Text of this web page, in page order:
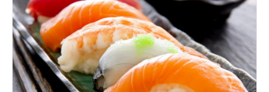
【M1893 悉尼东区 】咖啡馆 （转
让：$13,8万) 【SM1410 内西区购
物中心】连锁咖啡店 (转让：9.9
[…]